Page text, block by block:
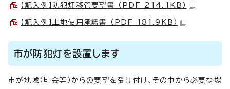
【記入例】防犯灯移管要望書 （PDF 214.1KB）
【記入例】土地使用承諾書 （PDF 181.9KB）
市が防犯灯を設置します
市が地域（町会等）からの要望を受け付け、その中から必要な場